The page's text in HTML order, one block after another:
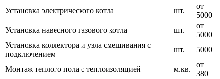
Установка электрического котла
шт.
от
5000
Установка навесного газового котла
шт.
от
5000
Установка коллектора и узла смешивания с
подключением
шт. 5000
Монтаж теплого пола с теплоизоляцией м.кв.
от
380